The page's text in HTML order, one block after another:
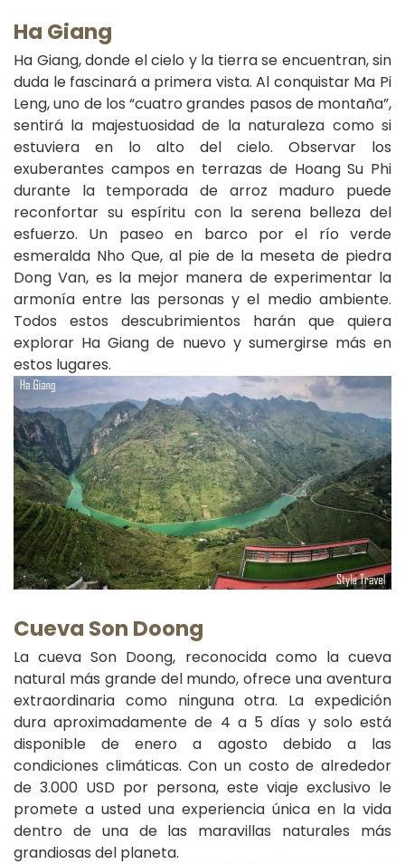
Ha Giang
Ha Giang, donde el cielo y la tierra se encuentran, sin
duda le fascinará a primera vista. Al conquistar Ma Pi
Leng, uno de los “cuatro grandes pasos de montaña”,
sentirá la majestuosidad de la naturaleza como si
estuviera en lo alto del cielo. Observar los
exuberantes campos en terrazas de Hoang Su Phi
durante la temporada de arroz maduro puede
reconfortar su espíritu con la serena belleza del
esfuerzo. Un paseo en barco por el río verde
esmeralda Nho Que, al pie de la meseta de piedra
Dong Van, es la mejor manera de experimentar la
armonía entre las personas y el medio ambiente.
Todos estos descubrimientos harán que quiera
explorar Ha Giang de nuevo y sumergirse más en
estos lugares.
Cueva Son Doong
La cueva Son Doong, reconocida como la cueva
natural más grande del mundo, ofrece una aventura
extraordinaria como ninguna otra. La expedición
dura aproximadamente de 4 a 5 días y solo está
disponible de enero a agosto debido a las
condiciones climáticas. Con un costo de alrededor
de 3.000 USD por persona, este viaje exclusivo le
promete a usted una experiencia única en la vida
dentro de una de las maravillas naturales más
grandiosas del planeta.